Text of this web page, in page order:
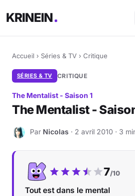
KRINEIN
Accueil › Séries & TV › Critique
SÉRIES & TV CRITIQUE
The Mentalist - Saison 1
The Mentalist -
N Par Nicolas · 2 avril 2010 · 3
Notre note
7/10
Tout est dans le mental